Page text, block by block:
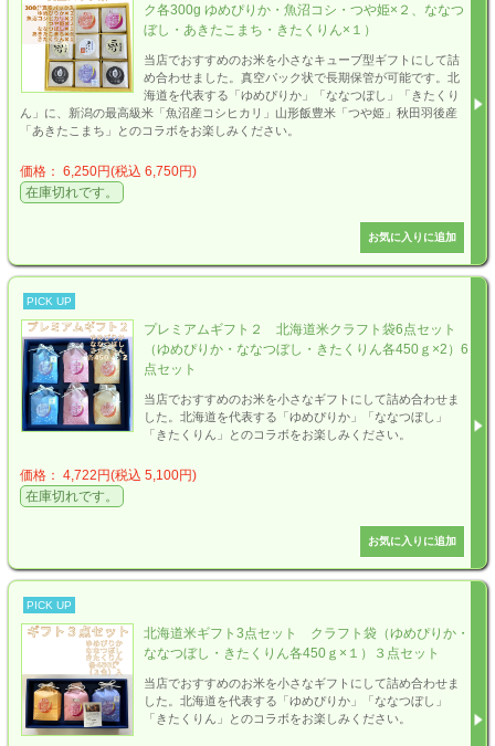
ク各300g ゆめぴりか・魚沼コシ・つや姫×２、ななつ
ぼし・あきたこまち・きたくりん×１）
当店でおすすめのお米を小さなキューブ型ギフトにして詰
め合わせました。真空パック状で長期保管が可能です。北
海道を代表する「ゆめぴりか」「ななつぼし」「きたくり
ん」に、新潟の最高級米「魚沼産コシヒカリ」山形飯豊米「つや姫」秋田羽後産
「あきたこまち」とのコラボをお楽しみください。
価格： 6,250円(税込 6,750円)
在庫切れです。
PICK UP
プレミアムギフト２ 北海道米クラフト袋6点セット
（ゆめぴりか・ななつぼし・きたくりん各450ｇ×2）6
点セット
当店でおすすめのお米を小さなギフトにして詰め合わせま
した。北海道を代表する「ゆめぴりか」「ななつぼし」
「きたくりん」とのコラボをお楽しみください。
価格： 4,722円(税込 5,100円)
在庫切れです。
PICK UP
北海道米ギフト3点セット クラフト袋（ゆめぴりか・
ななつぼし・きたくりん各450ｇ×１）３点セット
当店でおすすめのお米を小さなギフトにして詰め合わせま
した。北海道を代表する「ゆめぴりか」「ななつぼし」
「きたくりん」とのコラボをお楽しみください。